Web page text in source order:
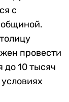
с
провести
до 10 тысяч